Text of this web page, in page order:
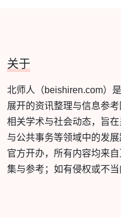
关于
北师人（beishiren.com）
展开的资讯整理与信息参
相关学术与社会动态，旨
与公共事务等领域中的发
官方开办，所有内容均来
集与参考；如有侵权或不当